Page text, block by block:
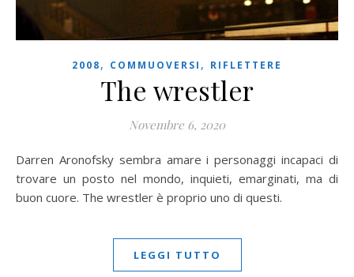
2008, COMMUOVERSI , RIFLETTERE
The wrestler
Novembre 6, 2020
Darren Aronofsky sembra amare i personaggi incapaci di
trovare un posto nel mondo, inquieti, emarginati, ma di
buon cuore. The wrestler è proprio uno di questi.
LEGGI TUTTO